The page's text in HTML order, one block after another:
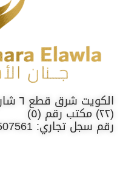
(٢٢) مكتب رقم (٥)
رقم سجل تجاري: 507561